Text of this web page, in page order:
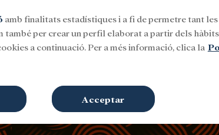
Iniciar sessió
amb finalitats estadístiques i a fi de permetre tant
també per crear un perfil elaborat a partir dels
a continuació. Per a més informació, clica la
Acceptar